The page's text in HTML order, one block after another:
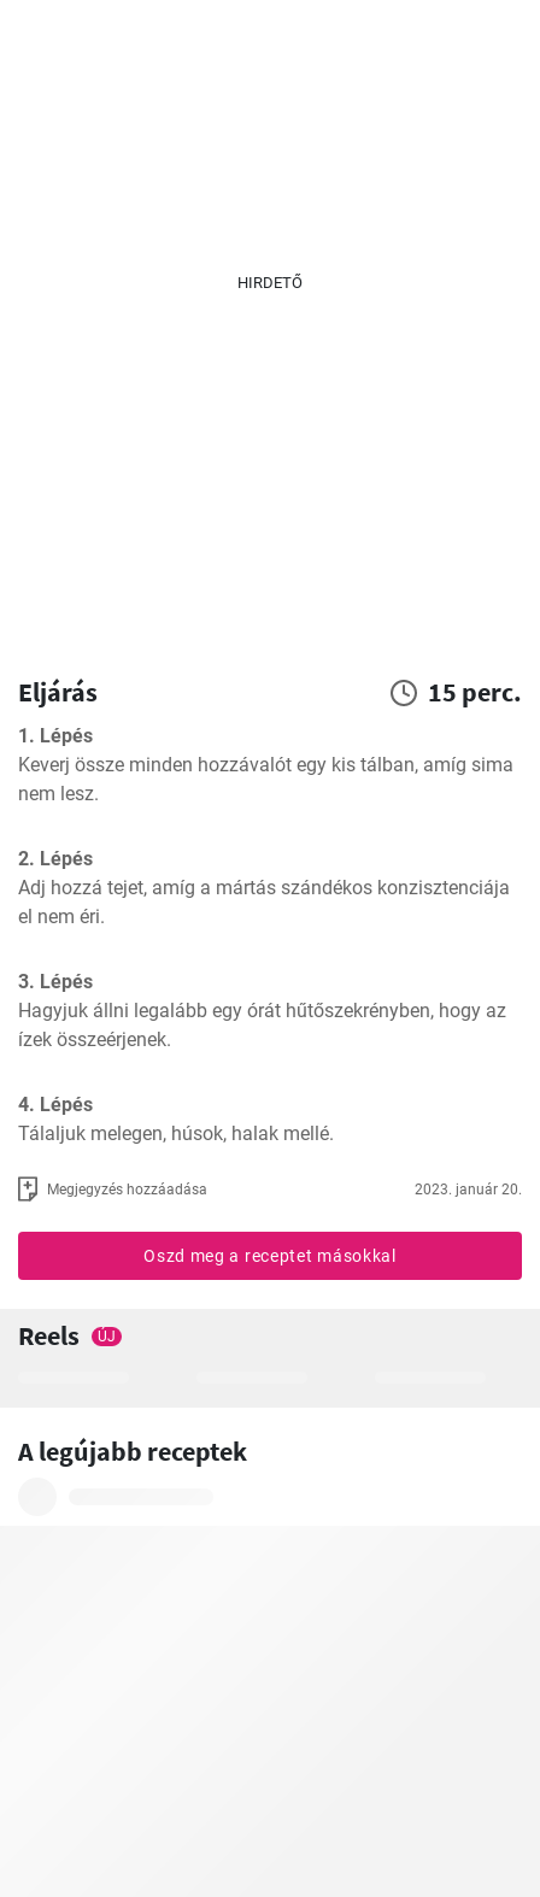
HIRDETŐ
Eljárás 15 perc.
1. Lépés
Keverj össze minden hozzávalót egy kis tálban, amíg sima
nem lesz.
2. Lépés
Adj hozzá tejet, amíg a mártás szándékos konzisztenciája
el nem éri.
3. Lépés
Hagyjuk állni legalább egy órát hűtőszekrényben, hogy az
ízek összeérjenek.
4. Lépés
Tálaljuk melegen, húsok, halak mellé.
Megjegyzés hozzáadása 2023. január 20.
Oszd meg a receptet másokkal
Reels ÚJ
A legújabb receptek